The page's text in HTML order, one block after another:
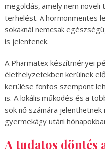
megoldás, amely nem növeli
terhelést. A hormonmentes
sokaknál nemcsak
is jelentenek.
A Pharmatex készítményei
élethelyzetekben kerülnek
kerülése fontos szempont
is. A lokális működés és a
sok nő számára jelenthetnek
gyermekágy utáni
A tudatos döntés